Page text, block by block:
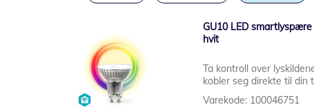
GU10 LED
hvit
Ta kontroll over
kobler seg direkte til din
Varekode: 100046751